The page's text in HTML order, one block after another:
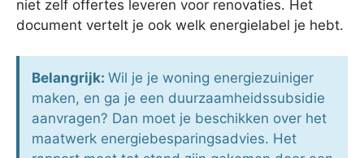
niet zelf offertes leveren voor renovaties. Het
document vertelt je ook welk energielabel je hebt.
Belangrijk: Wil je je woning energiezuiniger
maken, en ga je een duurzaamheidssubsidie
aanvragen? Dan moet je beschikken over het
maatwerk energiebesparingsadvies. Het